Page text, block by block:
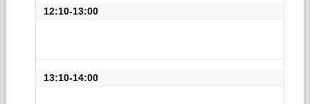
12:10-13:00
13:10-14:00